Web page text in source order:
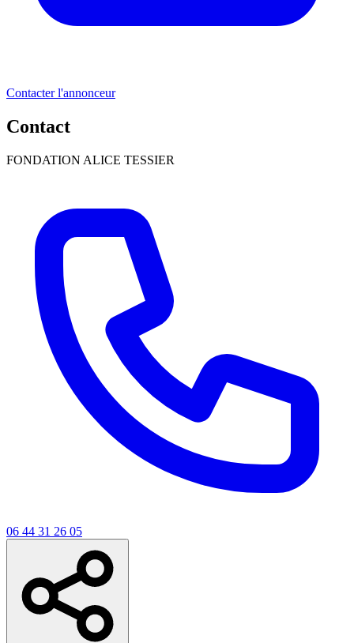
Contacter l'annonceur
Contact
FONDATION ALICE TESSIER
06 44 31 26 05